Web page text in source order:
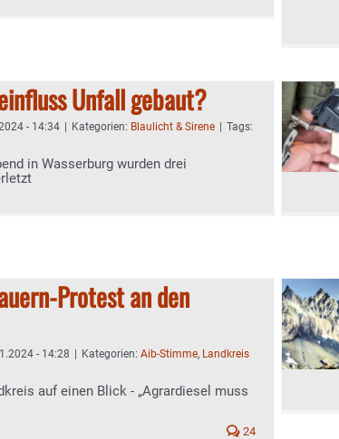
Unfall gebaut?
- 14:34 Kategorien: Blaulicht & Sirene
Tags:
in Wasserburg wurden drei
Protest an den
- 14:28 Kategorien: Aib-Stimme, Landkreis
auf einen Blick - „Agrardiesel muss
24